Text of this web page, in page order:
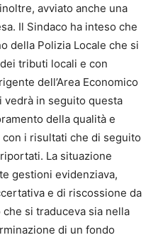
avviato anche una
Il Sindaco ha inteso che
della Polizia Locale che si
tributi locali e con
dell’Area Economico
vedrà in seguito questa
della qualità e
con i risultati che di seguito
La situazione
gestioni evidenziava,
e di riscossione da
si traduceva sia nella
di un fondo